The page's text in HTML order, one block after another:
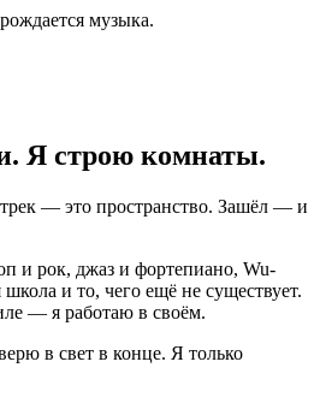
музыка.
Я строю комнаты.
— это пространство. Зашёл — и
и рок, джаз и фортепиано, Wu-
и то, чего ещё не существует.
— я работаю в своём.
в свет в конце. Я только